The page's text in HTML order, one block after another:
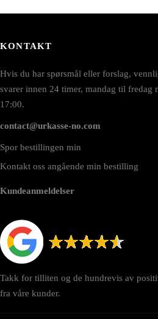
KONTAKT
Hvis du har spørsmål eller forslag,
svarer innen 24 timer, mandag til fredag
17:00.
contact@urkasse-no.com
Spor bestillingen min
Kontakt oss angående min bestilling
Kundeanmeldelser
Takk for tilliten og de hundrevis av
fra våre kunder.